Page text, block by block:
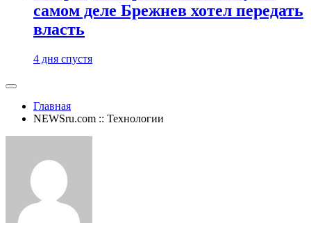
самом деле Брежнев хотел передать
власть
4 дня спустя
Главная
NEWSru.com :: Технологии